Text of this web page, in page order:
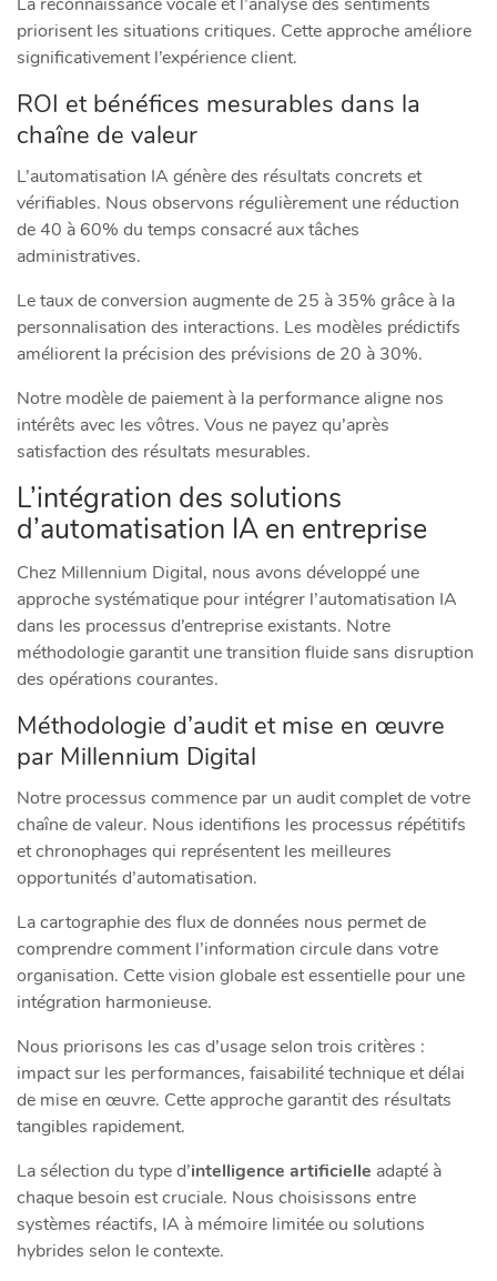
priorisent les situations critiques. Cette approche améliore
significativement l’expérience client.
ROI et bénéfices mesurables dans la
chaîne de valeur
L’automatisation IA génère des résultats concrets et
vérifiables. Nous observons régulièrement une réduction
de 40 à 60% du temps consacré aux tâches
administratives.
Le taux de conversion augmente de 25 à 35% grâce à la
personnalisation des interactions. Les modèles prédictifs
améliorent la précision des prévisions de 20 à 30%.
Notre modèle de paiement à la performance aligne nos
intérêts avec les vôtres. Vous ne payez qu’après
satisfaction des résultats mesurables.
L’intégration des solutions
d’automatisation IA en entreprise
Chez Millennium Digital, nous avons développé une
approche systématique pour intégrer l’automatisation IA
dans les processus d’entreprise existants. Notre
méthodologie garantit une transition fluide sans disruption
des opérations courantes.
Méthodologie d’audit et mise en œuvre
par Millennium Digital
Notre processus commence par un audit complet de votre
chaîne de valeur. Nous identifions les processus répétitifs
et chronophages qui représentent les meilleures
opportunités d’automatisation.
La cartographie des flux de données nous permet de
comprendre comment l’information circule dans votre
organisation. Cette vision globale est essentielle pour une
intégration harmonieuse.
Nous priorisons les cas d’usage selon trois critères :
impact sur les performances, faisabilité technique et délai
de mise en œuvre. Cette approche garantit des résultats
tangibles rapidement.
La sélection du type d’intelligence artificielle adapté à
chaque besoin est cruciale. Nous choisissons entre
systèmes réactifs, IA à mémoire limitée ou solutions
hybrides selon le contexte.